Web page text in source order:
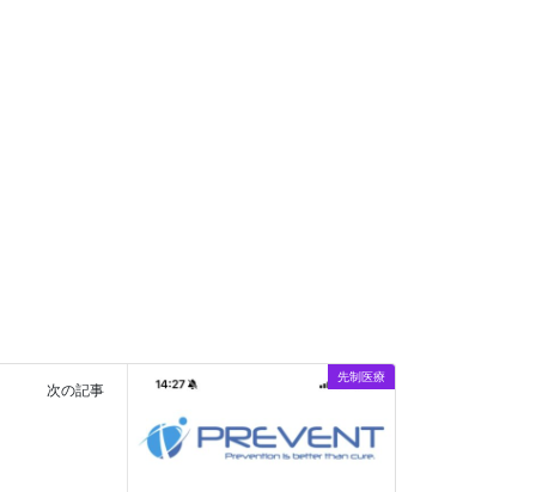
先制医療
次の記事